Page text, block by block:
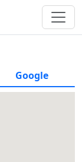
Google